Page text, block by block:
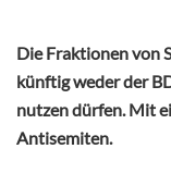
Die Fraktionen von
künftig weder der
nutzen dürfen. Mit
Antisemiten.